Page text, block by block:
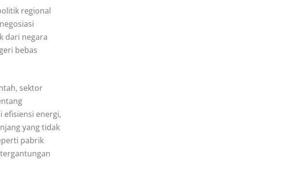
regional
dari negara
bebas
sektor
efisiensi energi,
yang tidak
pabrik